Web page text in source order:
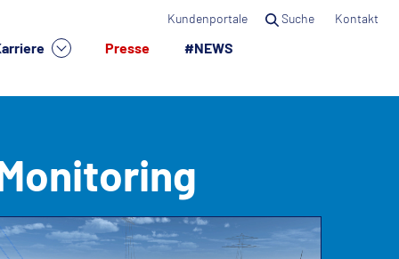
Presse #NEWS
Kundenportale Suche Kontakt